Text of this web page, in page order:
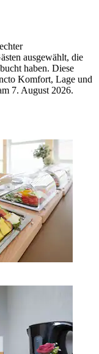
ausgewählt, die
haben. Diese
Komfort, Lage und
7. August 2026.